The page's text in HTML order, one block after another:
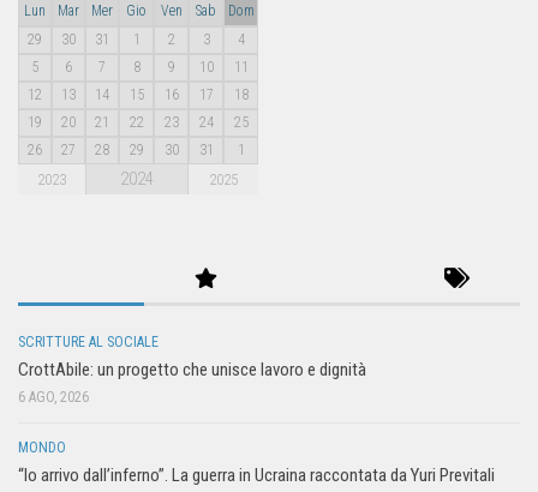
Lun Mar Mer Gio Ven Sab
Dom
29
30 31 1 2 3
4
5
6 7 8 9 10
11
12
13 14 15 16 17
18
19
20 21 22 23 24
25
26
27 28 29 30 31 1
2023 2024 2025
SCRITTURE AL SOCIALE
CrottAbile: un progetto che unisce lavoro e dignità
6 AGO, 2026
MONDO
“Io arrivo dall’inferno”. La guerra in Ucraina raccontata da Yuri Previtali